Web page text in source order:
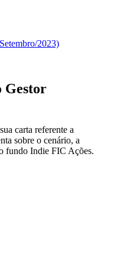
2023)
Gestor
carta referente a
sobre o cenário, a
fundo Indie FIC Ações.